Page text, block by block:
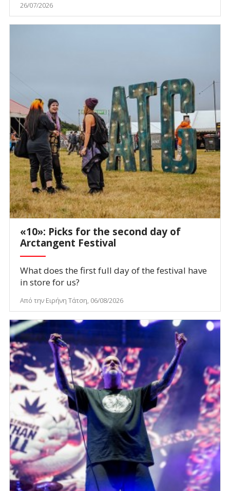
26/07/2026
«10»: Picks for the second day of
Arctangent Festival
What does the first full day of the festival have
in store for us?
Από την Ειρήνη Τάτση, 06/08/2026